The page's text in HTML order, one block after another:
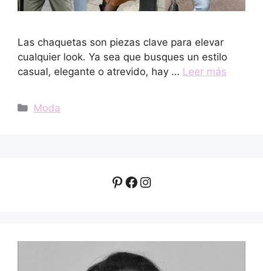
Las chaquetas son piezas clave para elevar
cualquier look. Ya sea que busques un estilo
casual, elegante o atrevido, hay … Leer más
Categorías
Moda
Pinterest
Facebook
Instagram